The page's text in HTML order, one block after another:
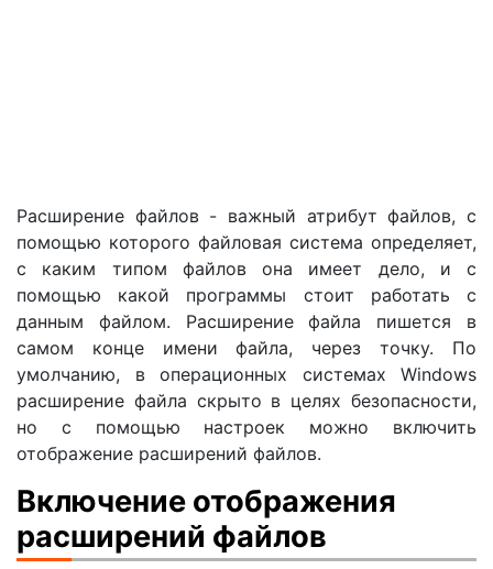
Расширение файлов - важный атрибут файлов, с
помощью которого файловая система определяет,
с каким типом файлов она имеет дело, и с
помощью какой программы стоит работать с
данным файлом. Расширение файла пишется в
самом конце имени файла, через точку. По
умолчанию, в операционных системах Windows
расширение файла скрыто в целях безопасности,
но с помощью настроек можно включить
отображение расширений файлов.
Включение отображения
расширений файлов